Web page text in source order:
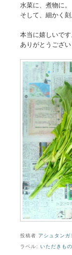
水菜に、煮物に。
そして、細かく
本当に嬉しいで
ありがとうござ
投稿者 アシュタン
ラベル:いただきも